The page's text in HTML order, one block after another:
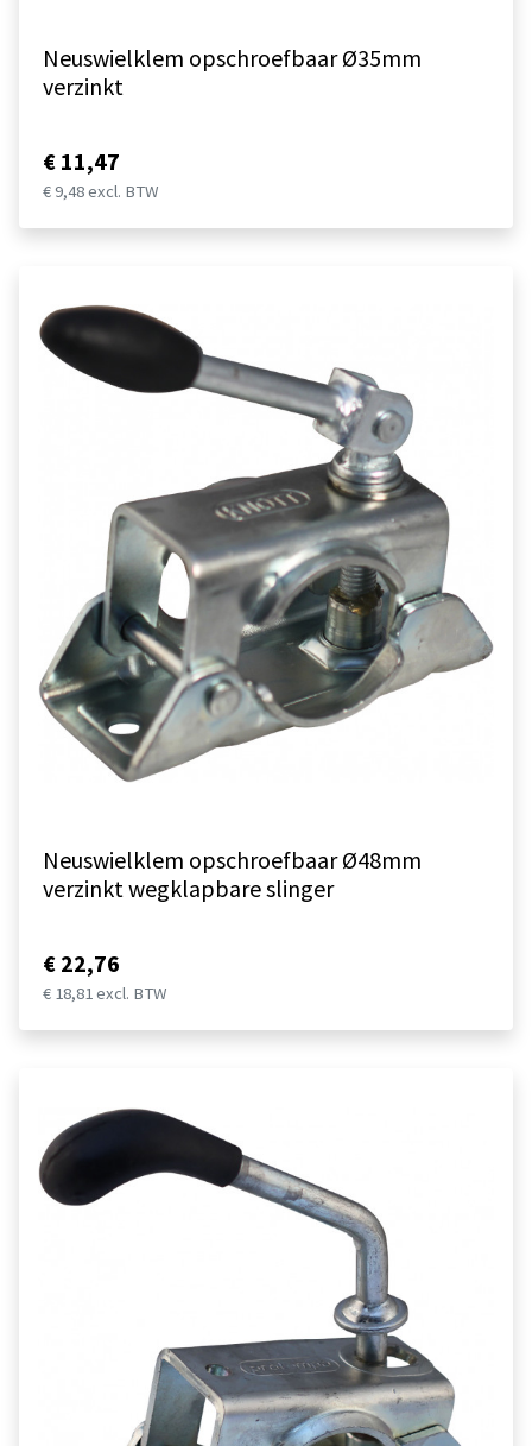
Neuswielklem opschroefbaar Ø35mm
verzinkt
€ 11,47
€ 9,48 excl. BTW
Neuswielklem opschroefbaar Ø48mm
verzinkt wegklapbare slinger
€ 22,76
€ 18,81 excl. BTW